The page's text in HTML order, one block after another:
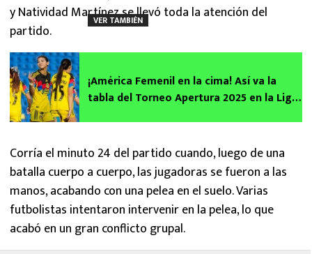
y Natividad Martínez se llevó toda la atención del
partido.
VER TAMBIÉN
¡América Femenil en la cima! Así va la
tabla del Torneo Apertura 2025 en la Liga
Corría el minuto 24 del partido cuando, luego de una
batalla cuerpo a cuerpo, las jugadoras se fueron a las
manos, acabando con una pelea en el suelo. Varias
futbolistas intentaron intervenir en la pelea, lo que
acabó en un gran conflicto grupal.